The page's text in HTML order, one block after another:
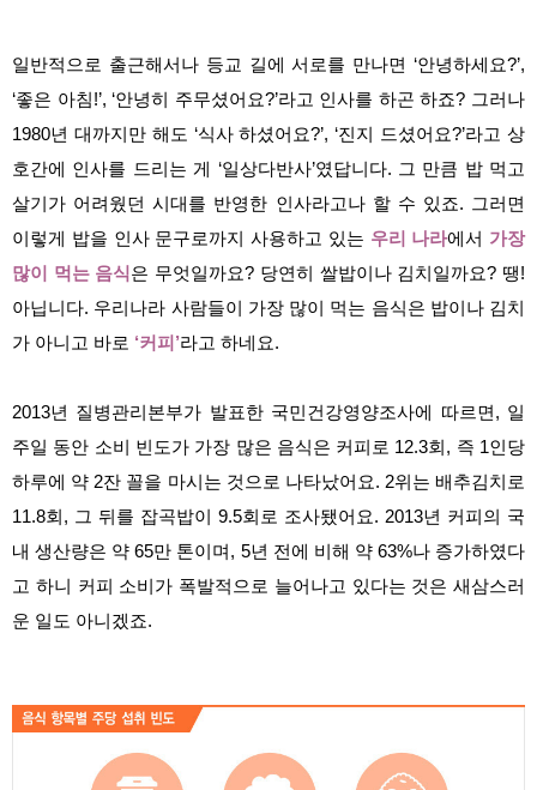
일반적으로 출근해서나 등교 길에 서로를 만나면 ‘안녕하세요?’,
‘좋은 아침!’, ‘안녕히 주무셨어요?’라고 인사를 하곤 하죠? 그러나
1980년 대까지만 해도 ‘식사 하셨어요?’, ‘진지 드셨어요?’라고 상
호간에 인사를 드리는 게 ‘일상다반사’였답니다. 그 만큼 밥 먹고
살기가 어려웠던 시대를 반영한 인사라고나 할 수 있죠. 그러면
이렇게 밥을 인사 문구로까지 사용하고 있는 우리 나라에서 가장
많이 먹는 음식은 무엇일까요? 당연히 쌀밥이나 김치일까요? 땡!
아닙니다. 우리나라 사람들이 가장 많이 먹는 음식은 밥이나 김치
가 아니고 바로 ‘커피’라고 하네요.
2013년 질병관리본부가 발표한 국민건강영양조사에 따르면, 일
주일 동안 소비 빈도가 가장 많은 음식은 커피로 12.3회, 즉 1인당
하루에 약 2잔 꼴을 마시는 것으로 나타났어요. 2위는 배추김치로
11.8회, 그 뒤를 잡곡밥이 9.5회로 조사됐어요. 2013년 커피의 국
내 생산량은 약 65만 톤이며, 5년 전에 비해 약 63%나 증가하였다
고 하니 커피 소비가 폭발적으로 늘어나고 있다는 것은 새삼스러
운 일도 아니겠죠.